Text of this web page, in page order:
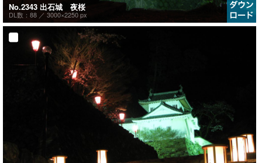
No.2343 出石城 夜桜
DL数：88 ／ 3000×2250 px